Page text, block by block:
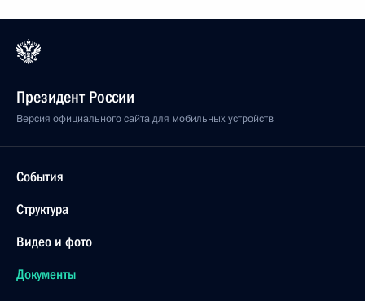
Президент России
Версия официального сайта для мобильных устройств
События
Структура
Видео и фото
Документы